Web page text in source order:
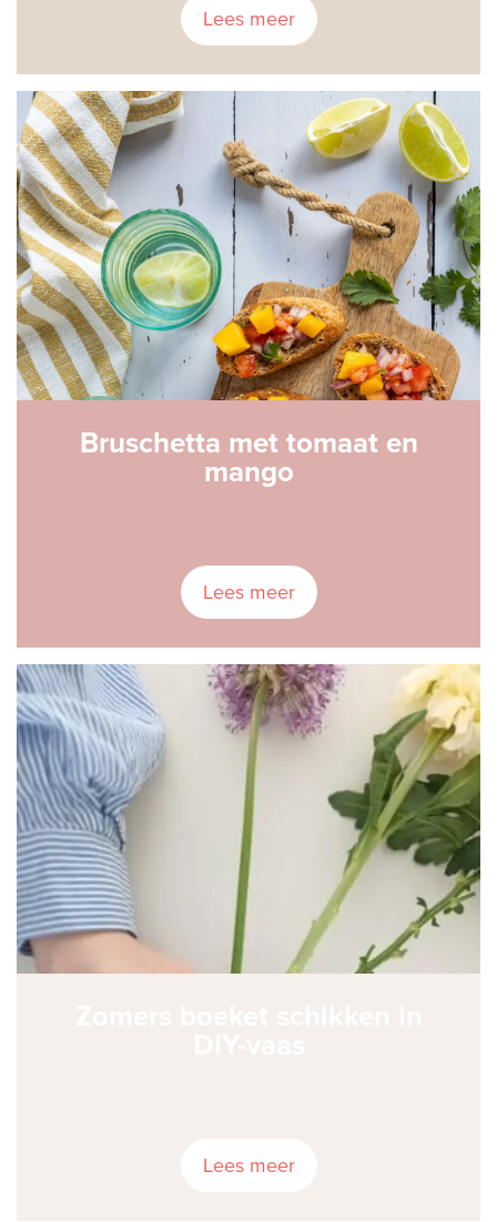
Lees meer
Bruschetta met tomaat en
mango
Lees meer
Lees meer